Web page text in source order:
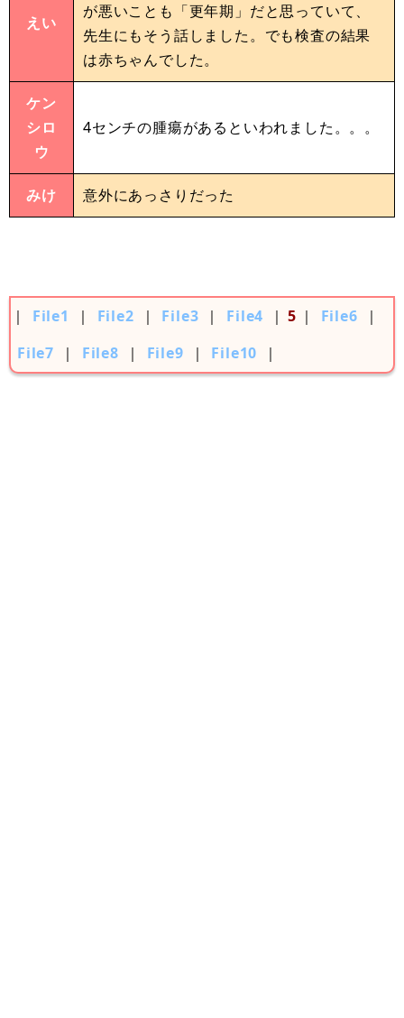
えい
が悪いことも「更年期」だと思っていて、
先生にもそう話しました。でも検査の結果
は赤ちゃんでした。
ケン
シロ
ウ
4センチの腫瘍があるといわれました。。。
みけ 意外にあっさりだった
｜ File1 ｜ File2 ｜ File3 ｜ File4 ｜ 5 ｜ File6
｜
File7
｜ File8 ｜ File9 ｜ File10 ｜